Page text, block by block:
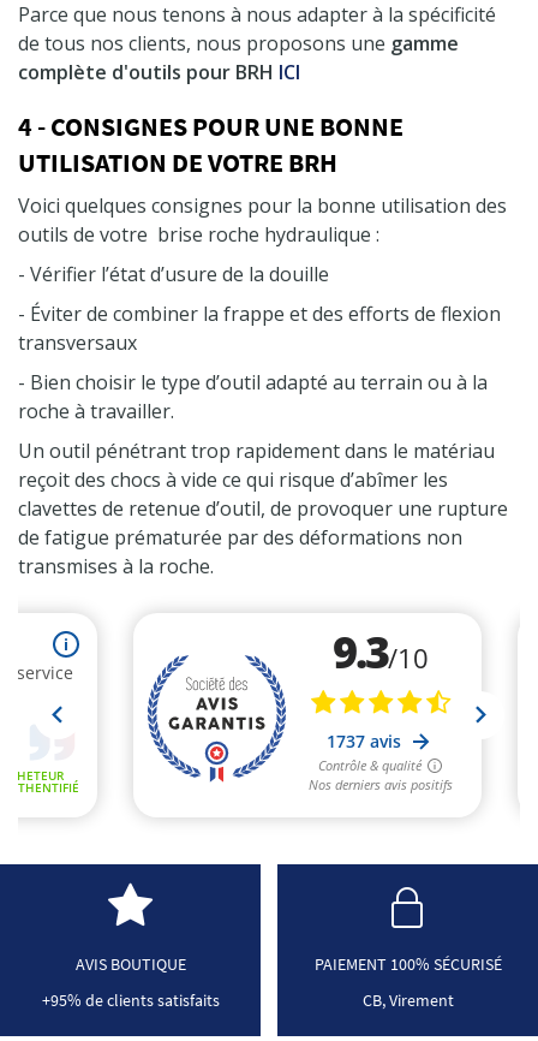
Parce que nous tenons à nous adapter à la spécificité
de tous nos clients, nous proposons une gamme
complète d'outils pour BRH ICI
4 - CONSIGNES POUR UNE BONNE
UTILISATION DE VOTRE BRH
Voici quelques consignes pour la bonne utilisation des
outils de votre brise roche hydraulique :
- Vérifier l’état d’usure de la douille
- Éviter de combiner la frappe et des efforts de flexion
transversaux
- Bien choisir le type d’outil adapté au terrain ou à la
roche à travailler.
Un outil pénétrant trop rapidement dans le matériau
reçoit des chocs à vide ce qui risque d’abîmer les
clavettes de retenue d’outil, de provoquer une rupture
de fatigue prématurée par des déformations non
transmises à la roche.
AVIS BOUTIQUE
+95% de clients satisfaits
PAIEMENT 100% SÉCURISÉ
CB, Virement